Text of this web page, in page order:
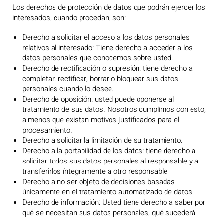
Los derechos de protección de datos que podrán ejercer los
interesados, cuando procedan, son:
Derecho a solicitar el acceso a los datos personales
relativos al interesado: Tiene derecho a acceder a los
datos personales que conocemos sobre usted.
Derecho de rectificación o supresión: tiene derecho a
completar, rectificar, borrar o bloquear sus datos
personales cuando lo desee.
Derecho de oposición: usted puede oponerse al
tratamiento de sus datos. Nosotros cumplimos con esto,
a menos que existan motivos justificados para el
procesamiento.
Derecho a solicitar la limitación de su tratamiento.
Derecho a la portabilidad de los datos: tiene derecho a
solicitar todos sus datos personales al responsable y a
transferirlos íntegramente a otro responsable
Derecho a no ser objeto de decisiones basadas
únicamente en el tratamiento automatizado de datos.
Derecho de información: Usted tiene derecho a saber por
qué se necesitan sus datos personales, qué sucederá